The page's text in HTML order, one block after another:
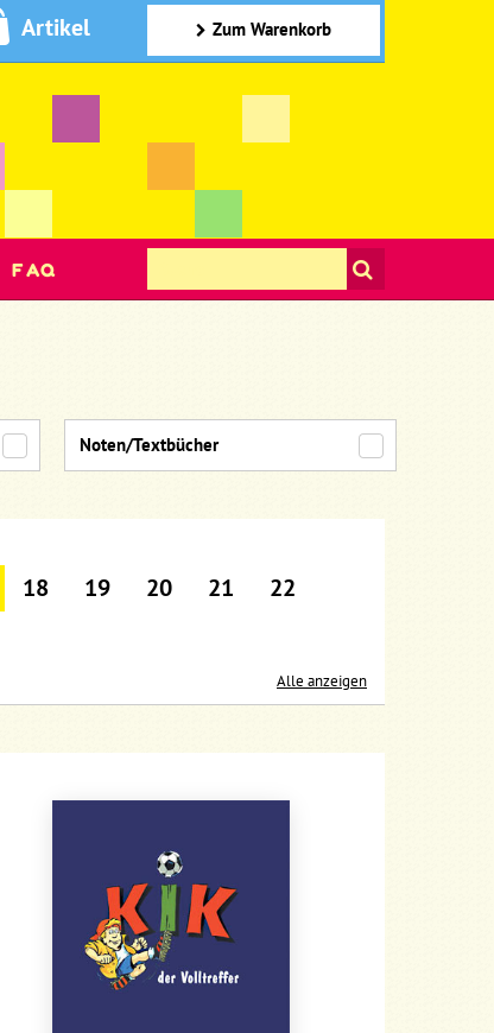
Artikel Zum Warenkorb
FAQ
Noten/Textbücher
18 19 20 21
22
Alle anzeigen